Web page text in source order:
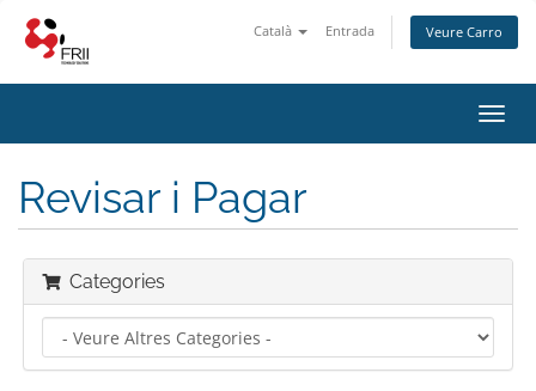
Català Entrada Veure Carro
Revisar i Pagar
Categories